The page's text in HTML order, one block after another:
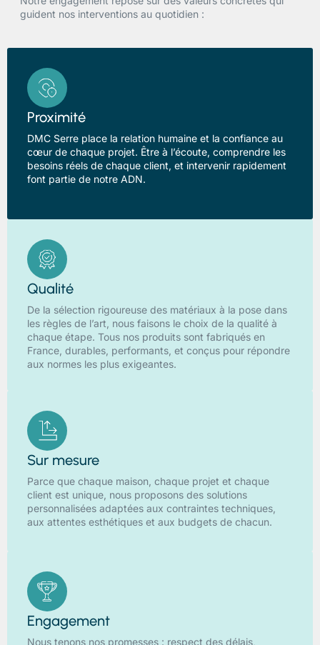
guident nos interventions au quotidien :
Proximité
DMC Serre place la relation humaine et la confiance au
cœur de chaque projet. Être à l’écoute, comprendre les
besoins réels de chaque client, et intervenir rapidement
font partie de notre ADN.
Qualité
De la sélection rigoureuse des matériaux à la pose dans
les règles de l’art, nous faisons le choix de la qualité à
chaque étape. Tous nos produits sont fabriqués en
France, durables, performants, et conçus pour répondre
aux normes les plus exigeantes.
Sur mesure
Parce que chaque maison, chaque projet et chaque
client est unique, nous proposons des solutions
personnalisées adaptées aux contraintes techniques,
aux attentes esthétiques et aux budgets de chacun.
Engagement
Nous tenons nos promesses : respect des délais,